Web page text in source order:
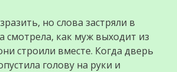
но слова застряли в
смотрела, как муж выходит из
строили вместе. Когда дверь
голову на руки и